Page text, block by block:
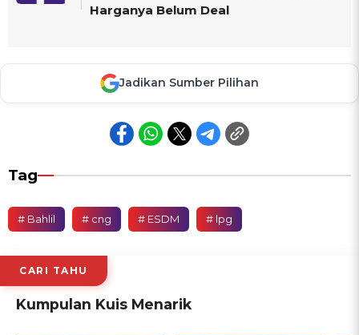
Harganya Belum Deal
Jadikan Sumber Pilihan
Tag
# Bahlil # cng # ESDM # lpg
CARI TAHU
Kumpulan Kuis Menarik